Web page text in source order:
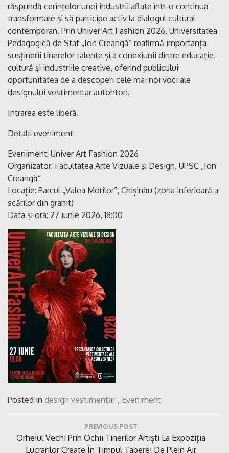
răspundă cerințelor unei industrii aflate într-o continuă
transformare și să participe activ la dialogul cultural
contemporan. Prin Univer Art Fashion 2026, Universitatea
Pedagogică de Stat „Ion Creangă” reafirmă importanța
susținerii tinerelor talente și a conexiunii dintre educație,
cultură și industriile creative, oferind publicului
oportunitatea de a descoperi cele mai noi voci ale
designului vestimentar autohton.
Intrarea este liberă.
Detalii eveniment
Eveniment: Univer Art Fashion 2026
Organizator: Facultatea Arte Vizuale și Design, UPSC „Ion
Creangă”
Locație: Parcul „Valea Morilor”, Chișinău (zona inferioară a
scărilor din granit)
Data și ora: 27 iunie 2026, 18:00
Posted in design vestimentar , Eveniment
articole
PREVIOUS POST
Previous
Post:
Orheiul Vechi Prin Ochii Tinerilor Artiști La Expoziția
Lucrarilor Create În Timpul Taberei De Plein Air